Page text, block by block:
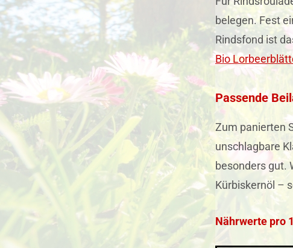
belegen. Fest
Rindsfond ist
Bio
Passende
Zum panierten
unschlagbare
besonders gut.
Kürbiskernöl –
Nährwerte pro